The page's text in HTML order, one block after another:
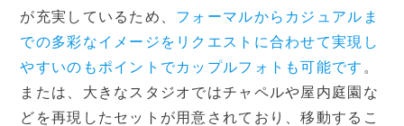
が充実しているため、 フォーマルからカジュアルま
での多彩なイメージをリクエストに合わせて実現し
やすいのもポイントでカップルフォトも可能です 。
または、大きなスタジオではチャペルや屋内庭園な
どを再現したセットが用意されており、移動するこ